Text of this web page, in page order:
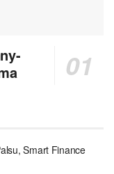
Smart Finance